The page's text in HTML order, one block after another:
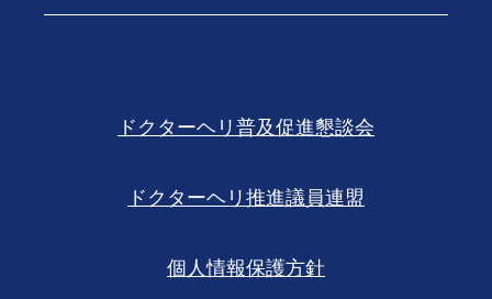
ドクターヘリ普及促進懇談会
ドクターヘリ推進議員連盟
個人情報保護方針